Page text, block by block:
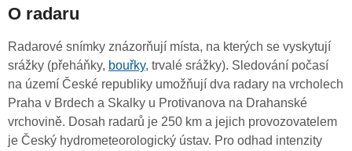
O radaru
Radarové snímky znázorňují místa, na kterých se vyskytují
srážky (přeháňky, bouřky, trvalé srážky). Sledování počasí
na území České republiky umožňují dva radary na vrcholech
Praha v Brdech a Skalky u Protivanova na Drahanské
vrchovině. Dosah radarů je 250 km a jejich provozovatelem
je Český hydrometeorologický ústav. Pro odhad intenzity